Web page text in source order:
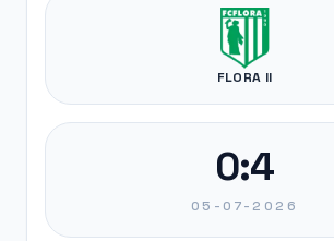
FLORA II
0:4
05-07-2026